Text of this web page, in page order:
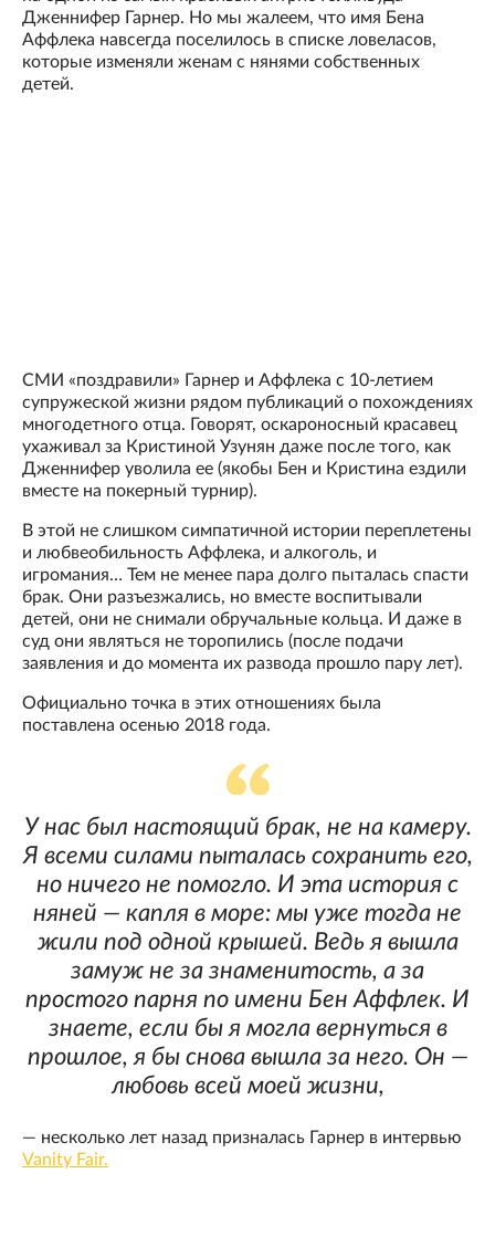
Дженнифер Гарнер. Но мы жалеем, что имя Бена
Аффлека навсегда поселилось в списке ловеласов,
которые изменяли женам с нянями собственных
детей.
СМИ «поздравили» Гарнер и Аффлека с 10-летием
супружеской жизни рядом публикаций о похождениях
многодетного отца. Говорят, оскароносный красавец
ухаживал за Кристиной Узунян даже после того, как
Дженнифер уволила ее (якобы Бен и Кристина ездили
вместе на покерный турнир).
В этой не слишком симпатичной истории переплетены
и любвеобильность Аффлека, и алкоголь, и
игромания… Тем не менее пара долго пыталась спасти
брак. Они разъезжались, но вместе воспитывали
детей, они не снимали обручальные кольца. И даже в
суд они являться не торопились (после подачи
заявления и до момента их развода прошло пару лет).
Официально точка в этих отношениях была
поставлена осенью 2018 года.
У нас был настоящий брак, не на камеру.
Я всеми силами пыталась сохранить его,
но ничего не помогло. И эта история с
няней — капля в море: мы уже тогда не
жили под одной крышей. Ведь я вышла
замуж не за знаменитость, а за
простого парня по имени Бен Аффлек. И
знаете, если бы я могла вернуться в
прошлое, я бы снова вышла за него. Он —
любовь всей моей жизни,
— несколько лет назад призналась Гарнер в интервью
Vanity Fair.